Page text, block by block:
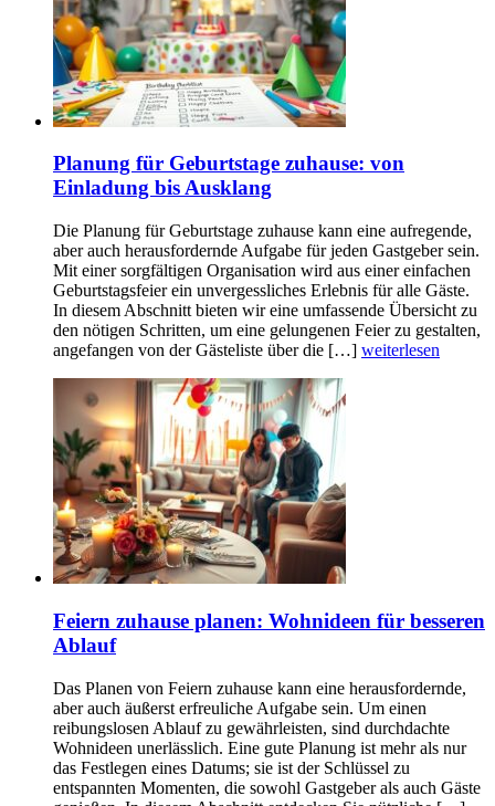
Planung für Geburtstage zuhause: von
Einladung bis Ausklang
Die Planung für Geburtstage zuhause kann eine aufregende,
aber auch herausfordernde Aufgabe für jeden Gastgeber sein.
Mit einer sorgfältigen Organisation wird aus einer einfachen
Geburtstagsfeier ein unvergessliches Erlebnis für alle Gäste.
In diesem Abschnitt bieten wir eine umfassende Übersicht zu
den nötigen Schritten, um eine gelungenen Feier zu gestalten,
angefangen von der Gästeliste über die […] weiterlesen
Feiern zuhause planen: Wohnideen für besseren
Ablauf
Das Planen von Feiern zuhause kann eine herausfordernde,
aber auch äußerst erfreuliche Aufgabe sein. Um einen
reibungslosen Ablauf zu gewährleisten, sind durchdachte
Wohnideen unerlässlich. Eine gute Planung ist mehr als nur
das Festlegen eines Datums; sie ist der Schlüssel zu
entspannten Momenten, die sowohl Gastgeber als auch Gäste